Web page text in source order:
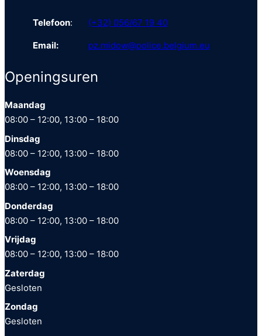
Telefoon: (+32) 056/67 19 40
Email: pz.midow@police.belgium.eu
Openingsuren
Maandag
08:00 – 12:00, 13:00 – 18:00
Dinsdag
08:00 – 12:00, 13:00 – 18:00
Woensdag
08:00 – 12:00, 13:00 – 18:00
Donderdag
08:00 – 12:00, 13:00 – 18:00
Vrijdag
08:00 – 12:00, 13:00 – 18:00
Zaterdag
Gesloten
Zondag
Gesloten